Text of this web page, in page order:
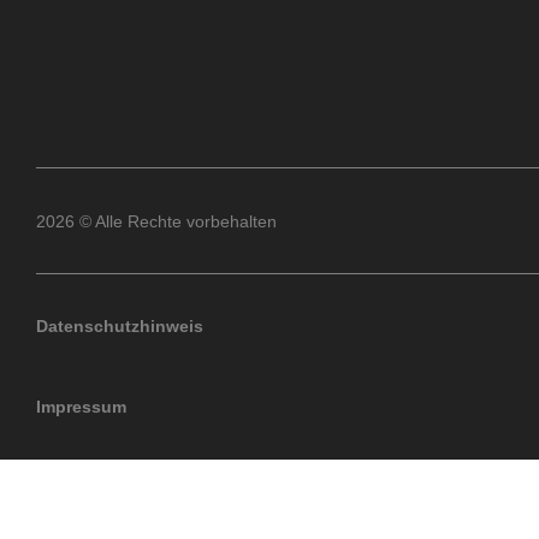
2026 © Alle Rechte vorbehalten
Datenschutzhinweis
Impressum